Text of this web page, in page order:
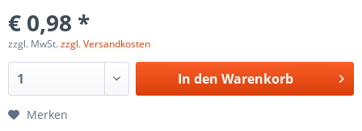
€ 0,98 *
zzgl. MwSt.zzgl. Versandkosten
In den Warenkorb
Merken